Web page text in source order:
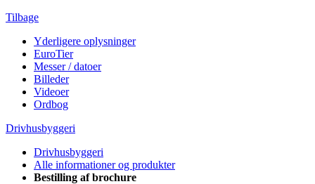
Tilbage
Yderligere oplysninger
EuroTier
Messer / datoer
Billeder
Videoer
Ordbog
Drivhusbyggeri
Drivhusbyggeri
Alle informationer og produkter
Bestilling af brochure